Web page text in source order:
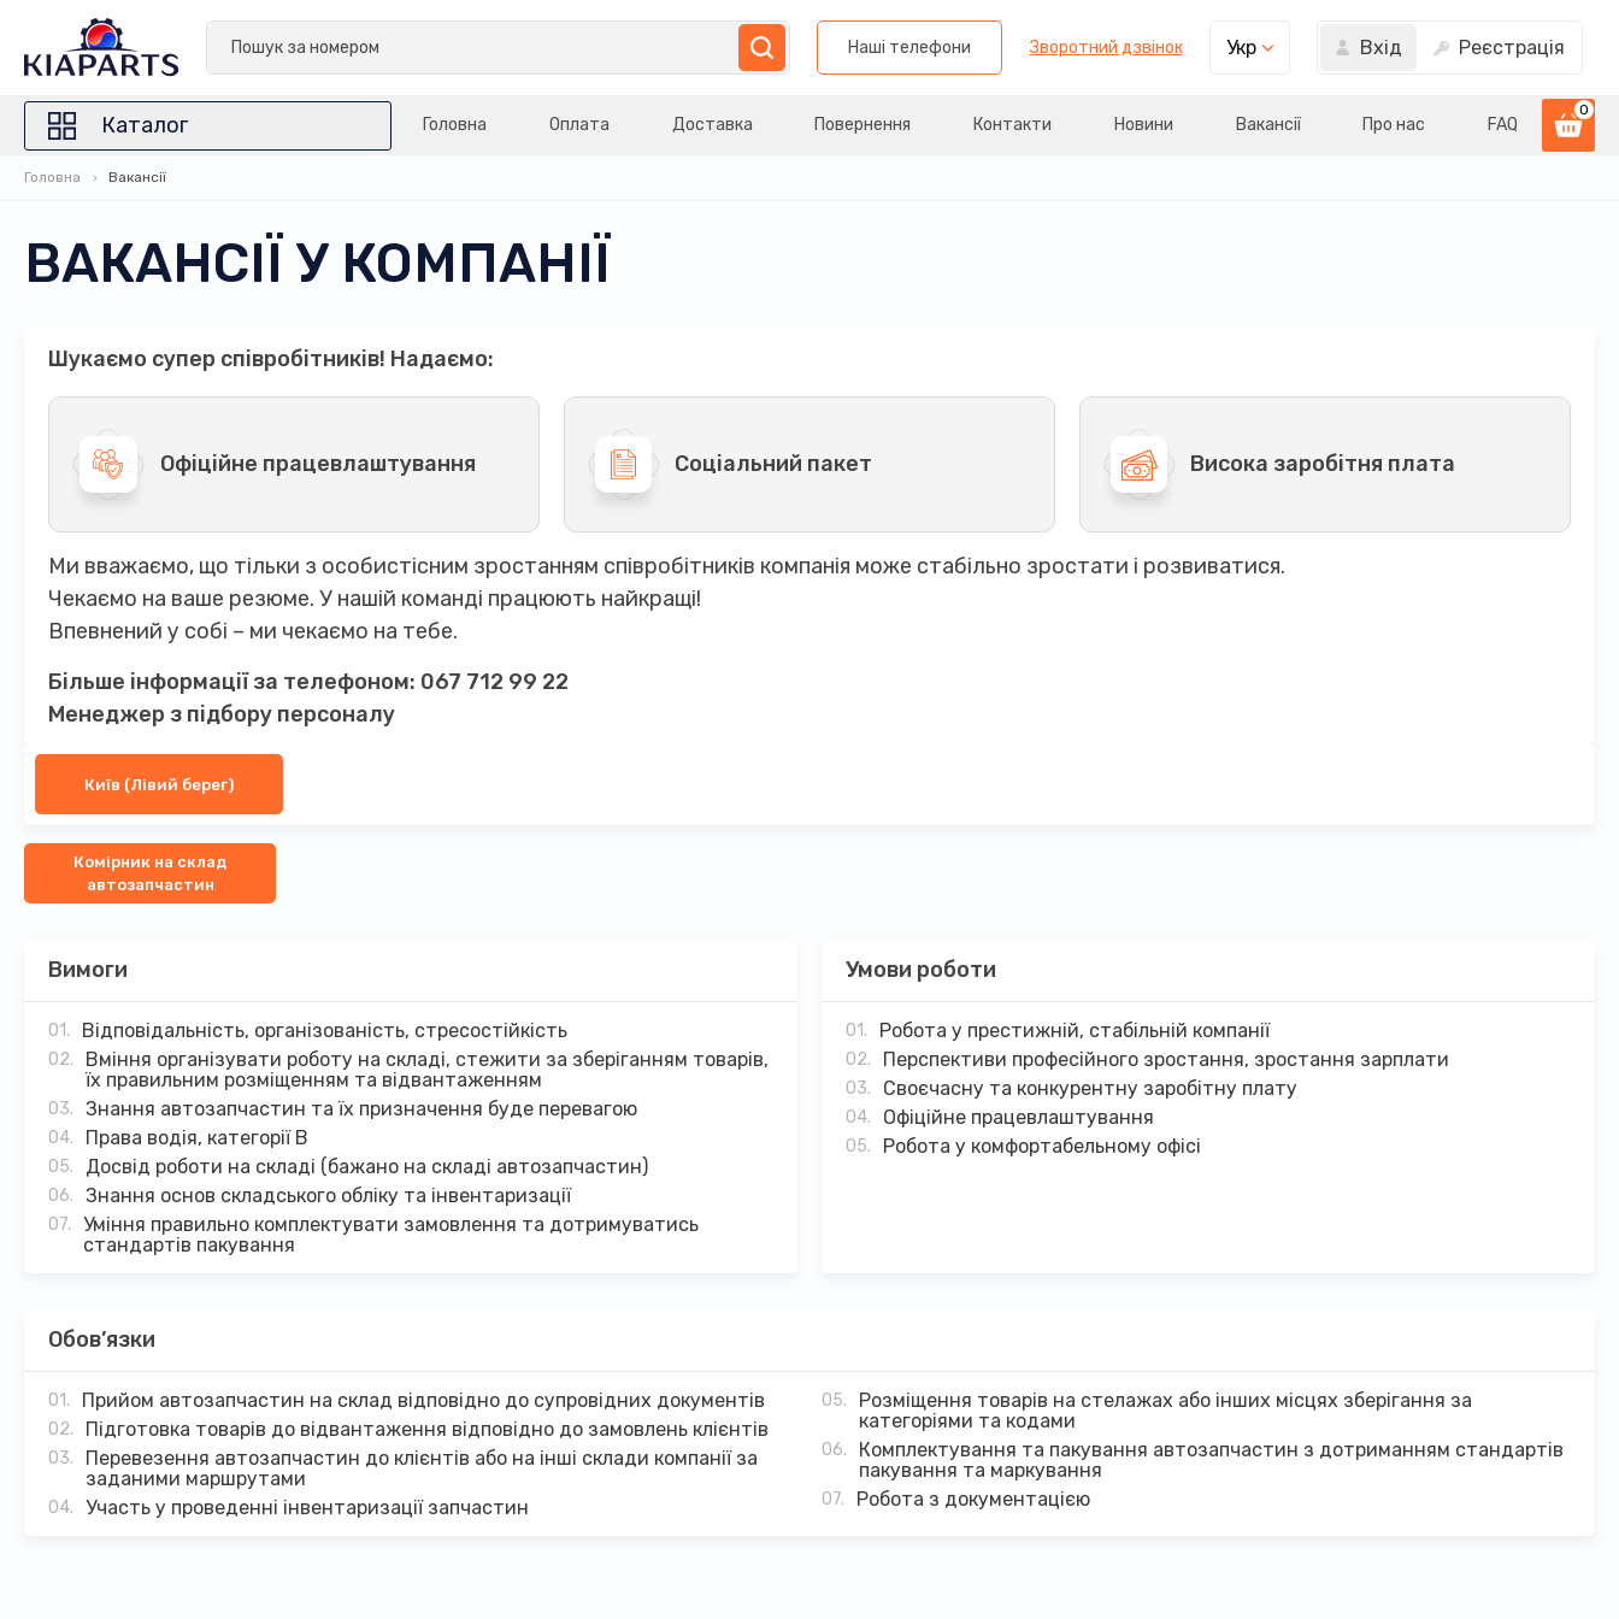
Наші телефони Зворотний дзвінок Укр Вхід Реєстрація
Каталог Головна Оплата Доставка Повернення Контакти Новини Вакансії Про нас FAQ
0
Головна Вакансії
ВАКАНСІЇ У КОМПАНІЇ
Шукаємо супер співробітників! Надаємо:
Офіційне працевлаштування Соціальний пакет Висока заробітня плата
Ми вважаємо, що тільки з особистісним зростанням співробітників компанія може стабільно зростати і розвиватися.
Чекаємо на ваше резюме. У нашій команді працюють найкращі!
Впевнений у собі – ми чекаємо на тебе.
Більше інформації за телефоном: 067 712 99 22
Менеджер з підбору персоналу
Київ (Лівий берег)
Комірник на склад
автозапчастин
Вимоги
Відповідальність, організованість, стресостійкість
Вміння організувати роботу на складі, стежити за зберіганням товарів,
їх правильним розміщенням та відвантаженням
Знання автозапчастин та їх призначення буде перевагою
Права водія, категорії B
Досвід роботи на складі (бажано на складі автозапчастин)
Знання основ складського обліку та інвентаризації
Уміння правильно комплектувати замовлення та дотримуватись
стандартів пакування
Умови роботи
Робота у престижній, стабільній компанії
Перспективи професійного зростання, зростання зарплати
Своєчасну та конкурентну заробітну плату
Офіційне працевлаштування
Робота у комфортабельному офісі
Обов’язки
Прийом автозапчастин на склад відповідно до супровідних документів
Підготовка товарів до відвантаження відповідно до замовлень клієнтів
Перевезення автозапчастин до клієнтів або на інші склади компанії за
заданими маршрутами
Участь у проведенні інвентаризації запчастин
Розміщення товарів на стелажах або інших місцях зберігання за
категоріями та кодами
Комплектування та пакування автозапчастин з дотриманням стандартів
пакування та маркування
Робота з документацією